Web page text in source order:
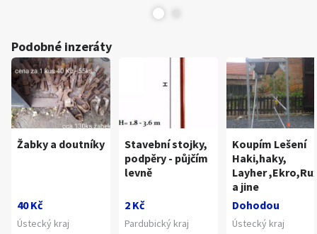
Podobné inzeráty
Žabky a doutníky
40 Kč
Ústecký kraj
Stavební stojky,
podpěry - půjčím
levně
2 Kč
Pardubický kraj
Koupím Lešení
Haki,haky,
Layher
a jine
Dohodou
Ústecký kraj